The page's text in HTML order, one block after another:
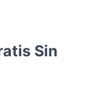
Sin